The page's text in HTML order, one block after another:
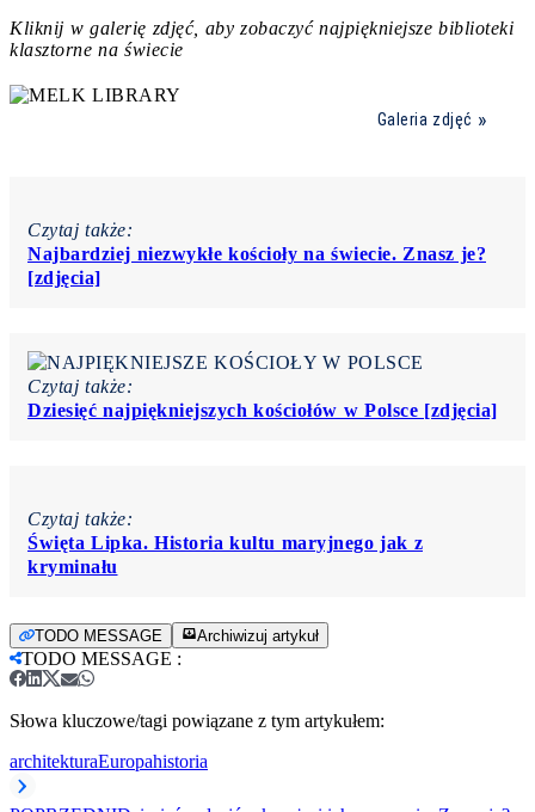
Kliknij w galerię zdjęć, aby zobaczyć najpiękniejsze biblioteki
klasztorne na świecie
Galeria zdjęć
Czytaj także:
Najbardziej niezwykłe kościoły na świecie. Znasz je?
[zdjęcia]
Czytaj także:
Dziesięć najpiękniejszych kościołów w Polsce [zdjęcia]
Czytaj także:
Święta Lipka. Historia kultu maryjnego jak z
kryminału
TODO MESSAGE Archiwizuj artykuł
TODO MESSAGE :
Słowa kluczowe/tagi powiązane z tym artykułem:
architekturaEuropahistoria